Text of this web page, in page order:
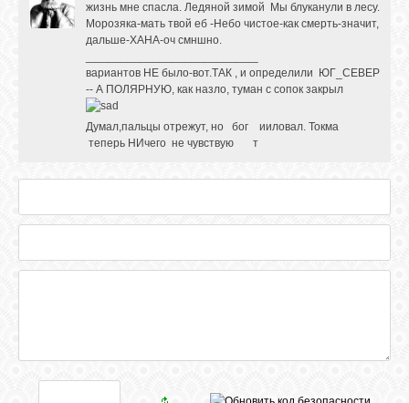
жизнь мне спасла. Ледяной зимой Мы блуканули в лесу.
Морозяка-мать твой еб -Небо чистое-как смерть-значит,
дальше-ХАНА-оч смншно.
вариантов НЕ было-вот.ТАК , и определили ЮГ_СЕВЕР
-- А ПОЛЯРНУЮ, как назло, туман с сопок закрыл
Думал,пальцы отрежут, но бог ииловал. Токма
теперь НИчего не чувствую т